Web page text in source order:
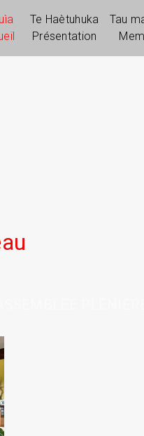
Te Haètuhuka
Présentation
Tau